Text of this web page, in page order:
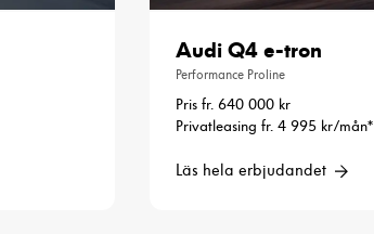
Audi Q4 e-tron
Performance Proline
Pris fr. 640 000 kr
Privatleasing fr. 4 995 kr/mån*
Läs hela erbjudandet